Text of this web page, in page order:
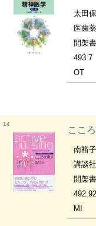
太田
医歯
開架
493.7
OT
14
こころを
南裕
講談社
開架
MI